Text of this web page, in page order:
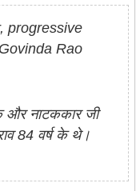
progressive
Rao
और नाटककार जी
84 वर्ष के थे।